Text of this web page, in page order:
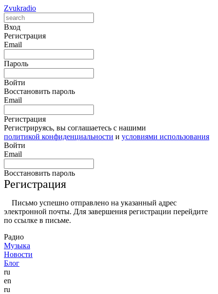
Zvukradio
Вход
Регистрация
Email
Пароль
Войти
Восстановить пароль
Email
Регистрация
Регистрируясь, вы соглашаетесь с нашими
политикой конфиденциальности и условиями использования
Войти
Email
Восстановить пароль
Регистрация
Письмо успешно отправлено на указанный адрес
электронной почты. Для завершения регистрации перейдите
по ссылке в письме.
Радио
Музыка
Новости
Блог
ru
en
ru